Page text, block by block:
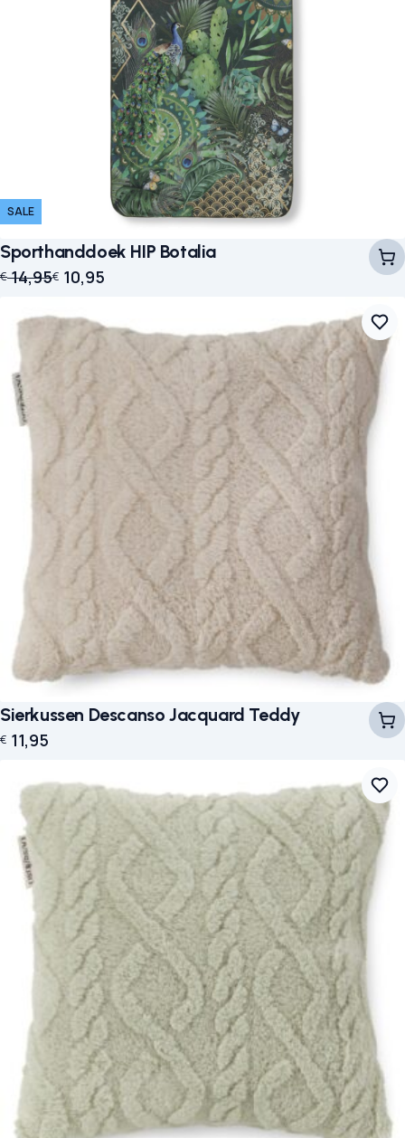
SALE
Sporthanddoek HIP Botalia
€14,95
Oorspronkelijke prijs was: € 14,95.
€ 10,95
Huidige prijs is: € 10,95.
Sierkussen Descanso Jacquard Teddy
€ 11,95